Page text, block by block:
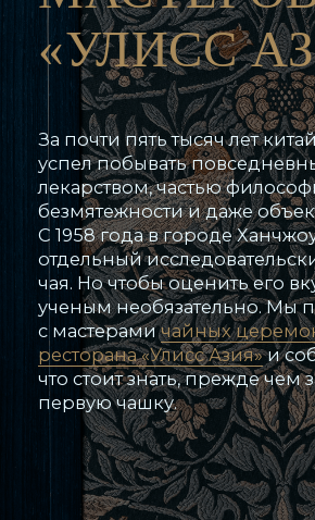
За почти пять тысяч лет китайский
успел побывать повседневным
лекарством, частью философии
безмятежности и даже объектом
С 1958 года в городе Ханчжоу
отдельный исследовательский
чая. Но чтобы оценить его вкус,
ученым необязательно. Мы
с мастерамичайных церемоний
ресторана «Улисс Азия»и собрали
что стоит знать, прежде чем
первую чашку.